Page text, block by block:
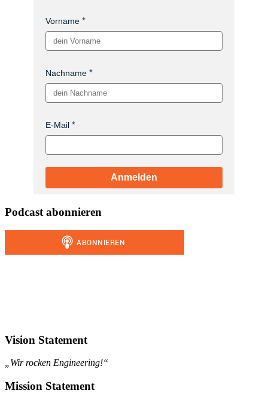
Vorname
Nachname
E-Mail
Anmelden
Podcast abonnieren
Vision Statement
„Wir rocken Engineering!“
Mission Statement